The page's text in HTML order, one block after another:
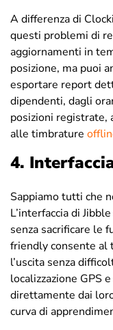
A differenza di
questi problemi di
aggiornamenti in
posizione, ma puoi
esportare report
dipendenti, dagli
posizioni registrate,
alle timbrature
4.
Sappiamo tutti che
L’interfaccia di
senza sacrificare le
friendly consente al
l’uscita senza
localizzazione GPS
direttamente dai
curva di